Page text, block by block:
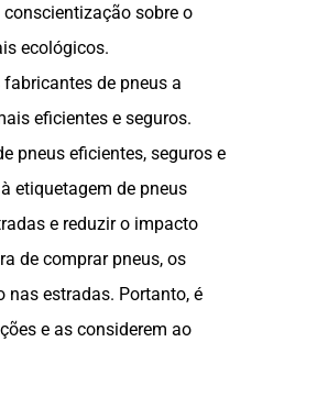
sobre o
ecológicos.
de pneus a
eficientes e seguros.
pneus eficientes, seguros e
etiquetagem de pneus
e reduzir o impacto
de comprar pneus, os
estradas. Portanto, é
e as considerem ao